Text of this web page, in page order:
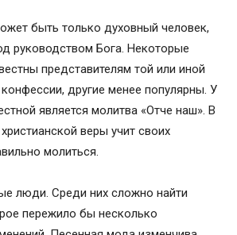
быть только духовный человек,
руководством Бога. Некоторые
представителям той или иной
другие менее популярны. У
является молитва «Отче наш». В
веры учит своих
молиться.
люди. Среди них сложно найти
пережило бы несколько